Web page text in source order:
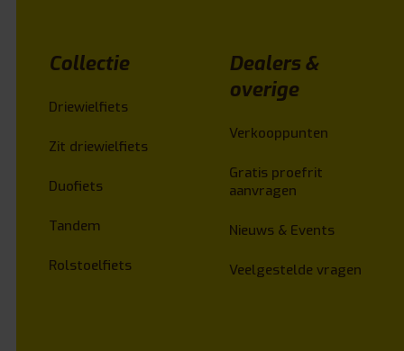
Collectie
Driewielfiets
Zit driewielfiets
Duofiets
Tandem
Rolstoelfiets
Dealers &
overige
Verkooppunten
Gratis proefrit
aanvragen
Nieuws & Events
Veelgestelde vragen